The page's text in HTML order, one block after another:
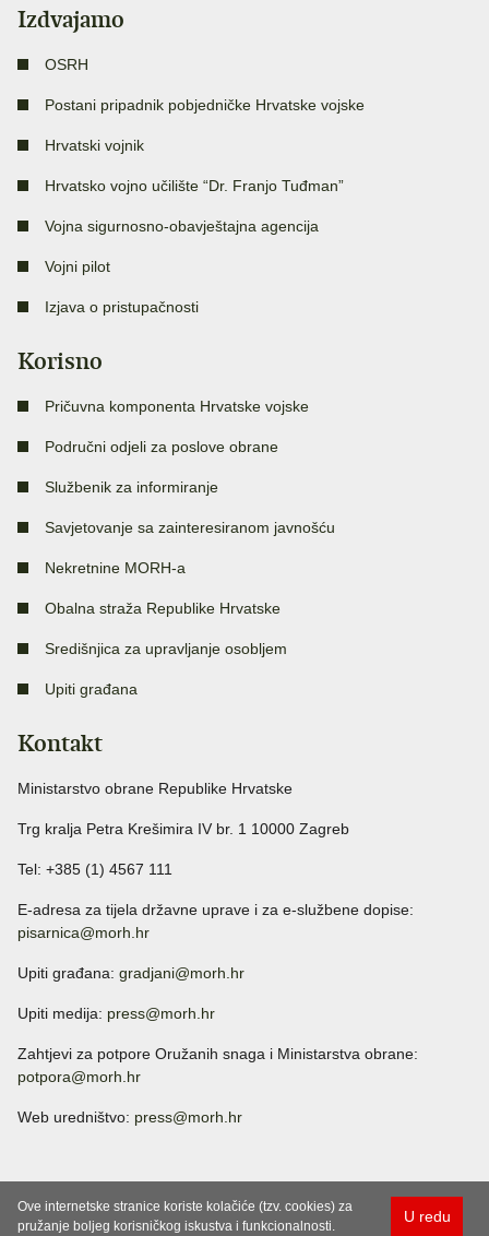
Izdvajamo
OSRH
Postani pripadnik pobjedničke Hrvatske vojske
Hrvatski vojnik
Hrvatsko vojno učilište “Dr. Franjo Tuđman”
Vojna sigurnosno-obavještajna agencija
Vojni pilot
Izjava o pristupačnosti
Korisno
Pričuvna komponenta Hrvatske vojske
Područni odjeli za poslove obrane
Službenik za informiranje
Savjetovanje sa zainteresiranom javnošću
Nekretnine MORH-a
Obalna straža Republike Hrvatske
Središnjica za upravljanje osobljem
Upiti građana
Kontakt
Ministarstvo obrane Republike Hrvatske
Trg kralja Petra Krešimira IV br. 1 10000 Zagreb
Tel: +385 (1) 4567 111
E-adresa za tijela državne uprave i za e-službene dopise:
pisarnica@morh.hr
Upiti građana: gradjani@morh.hr
Upiti medija: press@morh.hr
Zahtjevi za potpore Oružanih snaga i Ministarstva obrane:
potpora@morh.hr
Web uredništvo: press@morh.hr
U redu
Ove internetske stranice koriste kolačiće (tzv. cookies) za
pružanje boljeg korisničkog iskustva i funkcionalnosti.